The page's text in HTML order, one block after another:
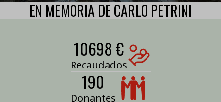
EN MEMORIA DE CARLO PETRINI
10698 €
Recaudados
190
Donantes